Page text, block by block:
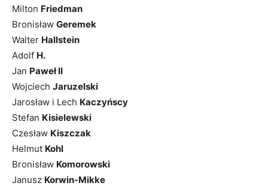
Milton Friedman
Bronisław Geremek
Walter Hallstein
Adolf H.
Jan Paweł II
Wojciech Jaruzelski
Jarosław i Lech Kaczyńscy
Stefan Kisielewski
Czesław Kiszczak
Helmut Kohl
Bronisław Komorowski
Janusz Korwin-Mikke